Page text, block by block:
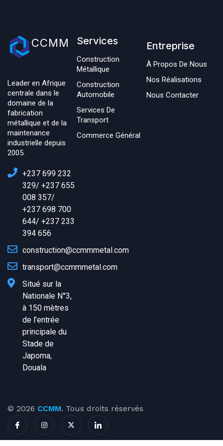
CCMM
Leader en Afrique
centrale dans le
domaine de la
fabrication
métallique et de la
maintenance
industrielle depuis
2005.
+237 699 232
329/ +237 655
008 357/
+237 698 700
644/ +237 233
394 656
construction@ccmmmetal.com
transport@ccmmmetal.com
Situé sur la
Nationale N°3,
à 150 mètres
de l’entrée
principale du
Stade de
Japoma,
Douala
Services
Construction
Métallique
Construction
Automobile
Services De
Transport
Commerce Général
Entreprise
À Propos De Nous
Nos Réalisations
Nous Contacter
© 2026 CCMM. Tous droits réservés